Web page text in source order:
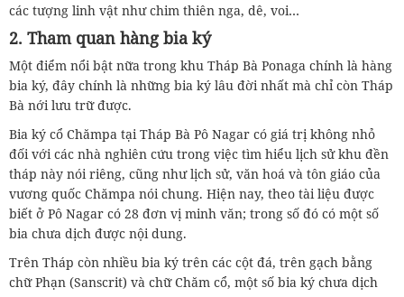
các tượng linh vật như chim thiên nga, dê, voi…
2. Tham quan hàng bia ký
Một điểm nổi bật nữa trong khu Tháp Bà Ponaga chính là hàng
bia ký, đây chính là những bia ký lâu đời nhất mà chỉ còn Tháp
Bà nới lưu trữ được.
Bia ký cổ Chămpa tại Tháp Bà Pô Nagar có giá trị không nhỏ
đối với các nhà nghiên cứu trong việc tìm hiểu lịch sử khu đền
tháp này nói riêng, cũng như lịch sử, văn hoá và tôn giáo của
vương quốc Chămpa nói chung. Hiện nay, theo tài liệu được
biết ở Pô Nagar có 28 đơn vị minh văn; trong số đó có một số
bia chưa dịch được nội dung.
Trên Tháp còn nhiều bia ký trên các cột đá, trên gạch bằng
chữ Phạn (Sanscrit) và chữ Chăm cổ, một số bia ký chưa dịch